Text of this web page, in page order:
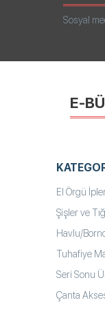
Sosyal
E-
El Örgü
Şişler ve
Havlu/
Tuhafiye
Seri Sonu
Çanta